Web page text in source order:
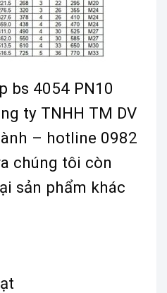
bs 4054 PN10
ty TNHH TM DV
– hotline 0982
chúng tôi còn
sản phẩm khác